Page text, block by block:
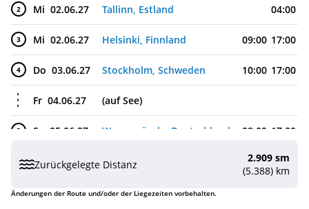
2 Mi 02.06.27 Tallinn, Estland 04:00
3 Mi 02.06.27 Helsinki, Finnland 09:00 17:00
4 Do 03.06.27 Stockholm, Schweden 10:00 17:00
Fr 04.06.27 (auf See)
5 Sa 05.06.27 Warnemünde, Deutschland 08:00 17:00
So 06.06.27 (auf See)
6 Mo 07.06.27 Kristiansand, Norwegen
Zurückgelegte Distanz
2.909 sm
(5.388) km
Änderungen der Route und/oder der Liegezeiten vorbehalten.